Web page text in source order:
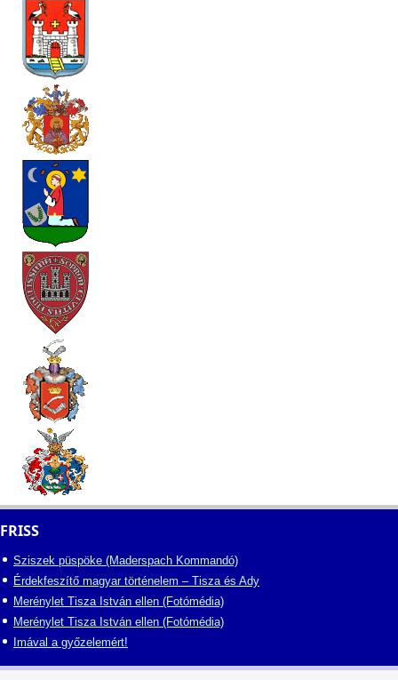
FRISS
Sziszek püspöke (Maderspach Kommandó)
Érdekfeszítő magyar történelem – Tisza és Ady
Merénylet Tisza István ellen (Fotómédia)
Merénylet Tisza István ellen (Fotómédia)
Imával a győzelemért!